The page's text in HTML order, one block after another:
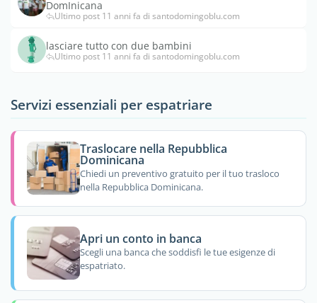
DomInicana
Ultimo post 11 anni fa di santodomingoblu.com
lasciare tutto con due bambini
Ultimo post 11 anni fa di santodomingoblu.com
Servizi essenziali per espatriare
Traslocare nella Repubblica
Dominicana
Chiedi un preventivo gratuito per il tuo trasloco
nella Repubblica Dominicana.
Apri un conto in banca
Scegli una banca che soddisfi le tue esigenze di
espatriato.